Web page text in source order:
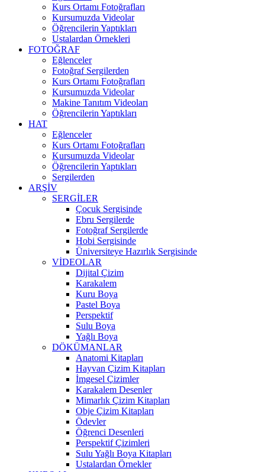
Kurs Ortamı Fotoğrafları
Kursumuzda Videolar
Öğrencilerin Yaptıkları
Ustalardan Örnekleri
FOTOĞRAF
Eğlenceler
Fotoğraf Sergilerden
Kurs Ortamı Fotoğrafları
Kursumuzda Videolar
Makine Tanıtım Videoları
Öğrencilerin Yaptıkları
HAT
Eğlenceler
Kurs Ortamı Fotoğrafları
Kursumuzda Videolar
Öğrencilerin Yaptıkları
Sergilerden
ARŞİV
SERGİLER
Çocuk Sergisinde
Ebru Sergilerde
Fotoğraf Sergilerde
Hobi Sergisinde
Üniversiteye Hazırlık Sergisinde
VİDEOLAR
Dijital Çizim
Karakalem
Kuru Boya
Pastel Boya
Perspektif
Sulu Boya
Yağlı Boya
DÖKÜMANLAR
Anatomi Kitapları
Hayvan Çizim Kitapları
İmgesel Çizimler
Karakalem Desenler
Mimarlık Çizim Kitapları
Obje Çizim Kitapları
Ödevler
Öğrenci Desenleri
Perspektif Çizimleri
Sulu Yağlı Boya Kitapları
Ustalardan Örnekler